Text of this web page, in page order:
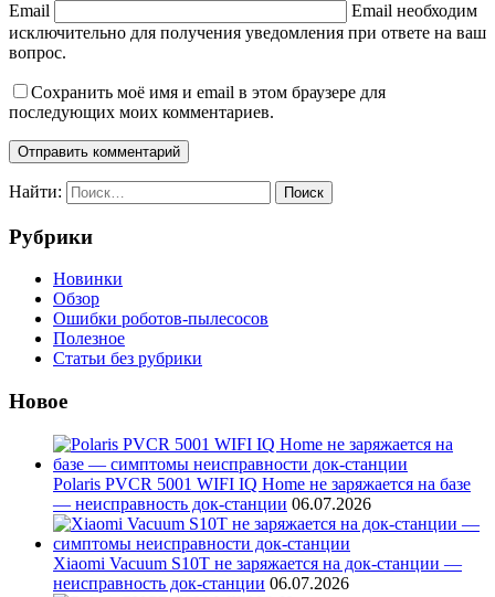
Email
Email необходим
исключительно для получения уведомления при ответе на ваш
вопрос.
Сохранить моё имя и email в этом браузере для
последующих моих комментариев.
Найти:
Рубрики
Новинки
Обзор
Ошибки роботов-пылесосов
Полезное
Статьи без рубрики
Новое
Polaris PVCR 5001 WIFI IQ Home не заряжается на базе
— неисправность док-станции 06.07.2026
Xiaomi Vacuum S10T не заряжается на док-станции —
неисправность док-станции 06.07.2026